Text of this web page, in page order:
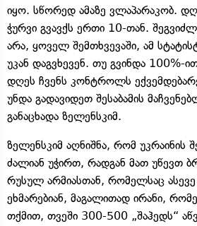
იყო. სწორედ ამაზე ვლაპარაკობ.
ჭურვი გვავქს ერთი 10-თან.
არა, ყოველ შემთხვევაში, ამ
უკან დაგვხევენ. თუ გვინდა 100%-
დღეს ჩვენს კონტროლს
უნდა გადავიდეთ შესაბამის
განაცხადა ზელენსკიმ.
ზელენსკიმ აღნიშნა, რომ უკრაინის
ძალიან უჭირთ, რადგან მათ უწევთ
რუსულ არმიასთან, რომელსაც ასევე
ეხმარებიან, მაგალითად ირანი,
თქმით, თვეში 300-500 „შაჰედს“